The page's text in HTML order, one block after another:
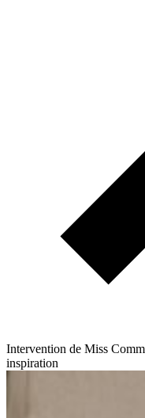
Intervention de Miss
inspiration